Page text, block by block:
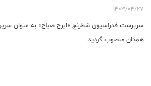
1403/04/27
سرپرست فدراسیون شطرنج «ایرج صباح» به عنوان
همدان منصوب گردید.